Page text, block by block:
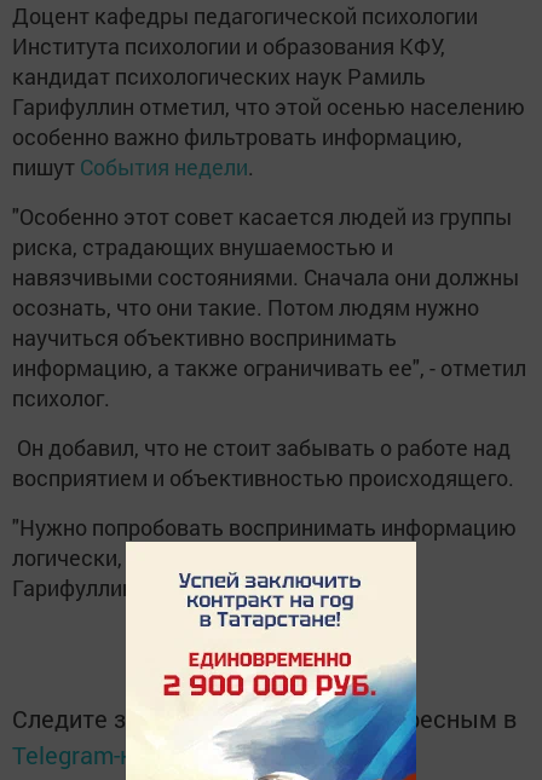
Доцент кафедры педагогической психологии
Института психологии и образования КФУ,
кандидат психологических наук Рамиль
Гарифуллин отметил, что этой осенью населению
особенно важно фильтровать информацию,
пишут События недели.
"Особенно этот совет касается людей из группы
риска, страдающих внушаемостью и
навязчивыми состояниями. Сначала они должны
осознать, что они такие. Потом людям нужно
научиться объективно воспринимать
информацию, а также ограничивать ее", - отметил
психолог.
Он добавил, что не стоит забывать о работе над
восприятием и объективностью происходящего.
"Нужно попробовать воспринимать информацию
логически, а не эмоционально, говорит
Гарифуллин", - подчеркнул он.
Следите за самым важным и интересным в
Telegram-канале
Татмедиа